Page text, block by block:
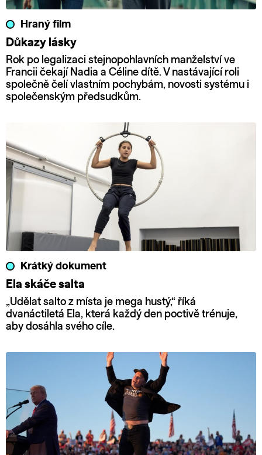
Hraný film
Důkazy lásky
Rok po legalizaci stejnopohlavních manželství ve
Francii čekají Nadia a Céline dítě. V nastávající roli
společně čelí vlastním pochybám, novosti systému i
společenským předsudkům.
Krátký dokument
Ela skáče salta
„Udělat salto z místa je mega hustý,“ říká
dvanáctiletá Ela, která každý den poctivě trénuje,
aby dosáhla svého cíle.